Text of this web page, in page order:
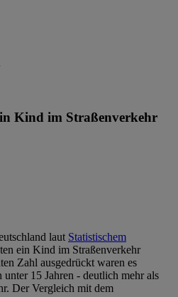
Kind im Straßenverkehr
laut Statistischem
ein Kind im Straßenverkehr
Zahl ausgedrückt waren es
15 Jahren - deutlich mehr als
Der Vergleich mit dem